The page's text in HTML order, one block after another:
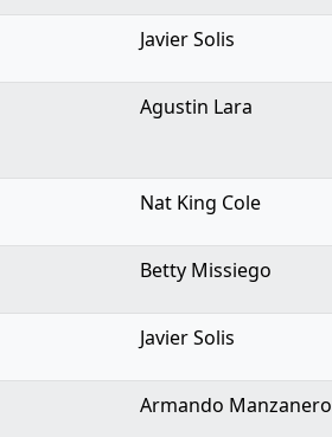
Javier Solis
Agustin Lara
Nat King Cole
Betty Missiego
Javier Solis
Armando Manzanero